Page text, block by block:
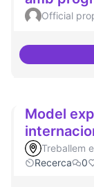
Official
Model
Treballem
Recerca
0